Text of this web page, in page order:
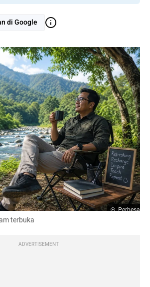
di Google
Perbesar
terbuka
ADVERTISEMENT